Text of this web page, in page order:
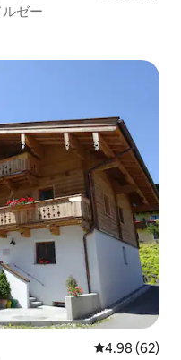
ゼー
レビュー62
4.98 (62)